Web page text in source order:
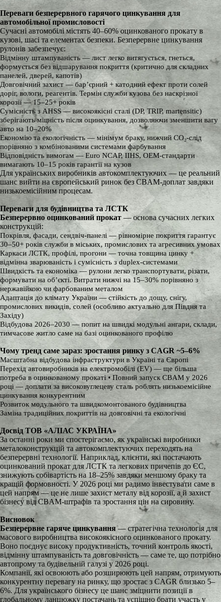
Переваги безперервного гарячого цинкування для
автомобільної промисловості
Сучасні автомобілі містять 40–60% оцинкованого прокату в
кузові, шасі та елементах безпеки. Безперервне цинкування
рулонів забезпечує:
Відмінну штампуваність — лист легко витягується, гнеться,
формується без відшарування покриття (критично для складних
панелей, дверей, капотів)
Довговічний захист — бар’єрний + катодний ефект проти солей
доріг, вологи, реагентів. Термін служби кузова без наскрізної
корозії — 15–25+ років
Сумісність з AHSS — високоякісні сталі (DP, TRIP, martensitic)
зберігають міцність після оцинкування, дозволяючи зменшити вагу
авто на 10–20%
Економію та екологічність — мінімум браку, нижчий CO₂-слід
порівняно з комбінованими системами фарбування
Відповідність вимогам — Euro NCAP, IIHS, OEM-стандарти
вимагають 10–15 років гарантії на кузов
Для українських виробників автокомплектуючих — це реальний
шанс вийти на європейський ринок без CBAM-доплат завдяки
низькоемісійним процесам.
Переваги для будівництва та ЛСТК
Безперервно оцинкований прокат — основа сучасних легких
конструкцій:
Покрівля, фасади, сендвіч-панелі — рівномірне покриття гарантує
30–50+ років служби в міських, промислових та агресивних умовах
Каркаси ЛСТК, профілі, прогони — точна товщина цинку +
відмінна зварюваність і сумісність з duplex-системами
Швидкість та економіка — рулони легко транспортувати, різати,
формувати на об’єкті. Витрати нижчі на 15–30% порівняно з
нержавійкою чи фарбованим металом
Адаптація до клімату України — стійкість до дощу, снігу,
промислових викидів, солей (особливо актуально для Півдня та
Західу)
Відбудова 2026–2030 — попит на швидкі модульні ангари, склади,
тимчасове житло саме на базі оцинкованого профілю
Чому тренд саме зараз: зростання ринку з CAGR ~5–6%
Масштабна відбудова інфраструктури в Україні та Європі
Перехід автовиробників на електромобілі (EV) — ще більша
потреба в оцинкованому прокаті • Повний запуск CBAM у 2026
році — доплати за високовуглецеву сталь роблять низькоемісійне
цинкування конкурентним
Розвиток модульного та швидкомонтованого будівництва
Заміна традиційних покриттів на довговічні та екологічні
Досвід ТОВ «АЛІАС УКРАЇНА»
За останні роки ми спостерігаємо, як українські виробники
металоконструкцій та автокомплектуючих переходять на
безперервні технології. Наприклад, клієнти, які постачають
оцинкований прокат для ЛСТК та легкових причепів до ЄС,
знижують собівартість на 18–25% завдяки меншому браку та
кращій формовності. У 2026 році ми радимо інвестувати саме в
цей напрям — це не лише захист металу від корозії, а й захист
бізнесу від CBAM-штрафів та зростання цін на сировину.
Висновок
Безперервне гаряче цинкування— стратегічна технологія для
масового виробництва високоякісного оцинкованого прокату.
Воно поєднує високу продуктивність, точний контроль якості,
відмінну штампуваність та довговічність — саме те, що потрібно
автопрому та будівельній галузі у 2026 році.
Компанії, які освоюють або розширюють цей напрям, отримують
конкурентну перевагу на ринку, що зростає з CAGR близько 5–
6%. Для українського бізнесу це шанс зміцнити позиції в
глобальному ланцюжку постачань та успішно брати участь у